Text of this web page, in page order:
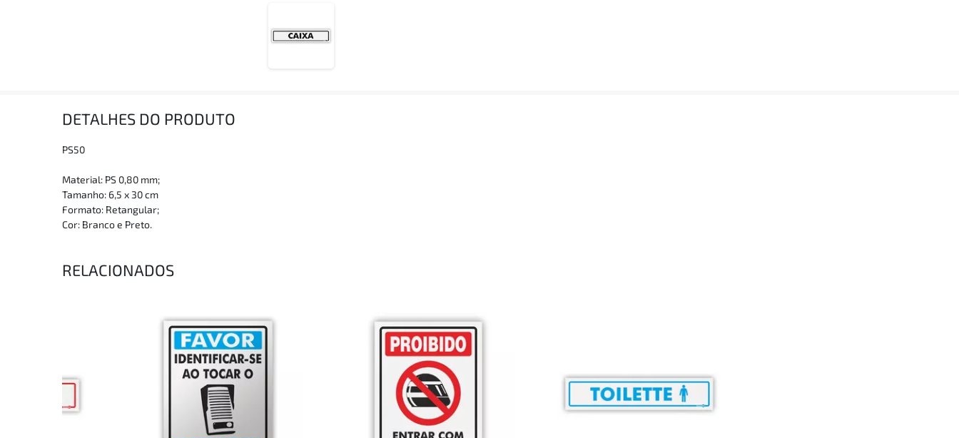
DETALHES DO PRODUTO
PS50
Material: PS 0,80 mm;
Tamanho: 6,5 x 30 cm
Formato: Retangular;
Cor: Branco e Preto.
RELACIONADOS